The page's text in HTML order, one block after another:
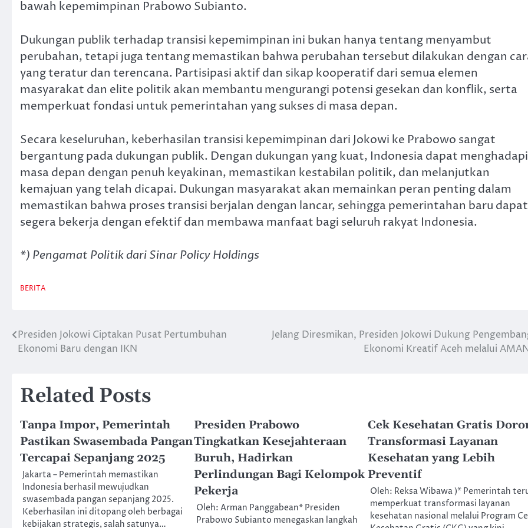
bawah kepemimpinan Prabowo Subianto.
Dukungan publik terhadap transisi kepemimpinan ini bukan hanya tentang menyambut
perubahan, tetapi juga tentang memastikan bahwa perubahan tersebut dilakukan dengan
yang teratur dan terencana. Partisipasi aktif dan sikap kooperatif dari semua elemen
masyarakat dan elite politik akan membantu mengurangi potensi gesekan dan konflik, serta
memperkuat fondasi untuk pemerintahan yang sukses di masa depan.
Secara keseluruhan, keberhasilan transisi kepemimpinan dari Jokowi ke Prabowo sangat
bergantung pada dukungan publik. Dengan dukungan yang kuat, Indonesia dapat menghadapi
masa depan dengan penuh keyakinan, memastikan kestabilan politik, dan melanjutkan
kemajuan yang telah dicapai. Dukungan masyarakat akan memainkan peran penting dalam
memastikan bahwa proses transisi berjalan dengan lancar, sehingga pemerintahan baru dapat
segera bekerja dengan efektif dan membawa manfaat bagi seluruh rakyat Indonesia.
*) Pengamat Politik dari Sinar Policy Holdings
BERITA
Post
Presiden Jokowi Ciptakan Pusat Pertumbuhan
Ekonomi Baru dengan IKN
Jelang Diresmikan, Presiden Jokowi Dukung
Ekonomi Kreatif Aceh melalui
Related Posts
Tanpa Impor, Pemerintah
Pastikan Swasembada Pangan
Tercapai Sepanjang 2025
Jakarta – Pemerintah memastikan
Indonesia berhasil mewujudkan
swasembada pangan sepanjang 2025.
Keberhasilan ini ditopang oleh berbagai
kebijakan strategis, salah satunya…
Presiden Prabowo
Tingkatkan Kesejahteraan
Buruh, Hadirkan
Perlindungan Bagi Kelompok
Pekerja
Oleh: Arman Panggabean* Presiden
Prabowo Subianto menegaskan langkah
Cek Kesehatan Gratis
Transformasi Layanan
Kesehatan yang Lebih
Preventif
Oleh: Reksa Wibawa )* Pemerintah
memperkuat transformasi layanan
kesehatan nasional melalui Program